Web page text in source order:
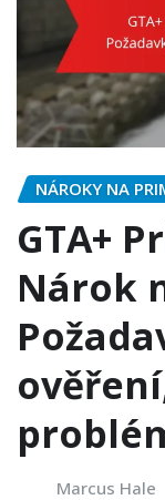
NÁROKY NA
GTA+
Nárok
Marcus Hale